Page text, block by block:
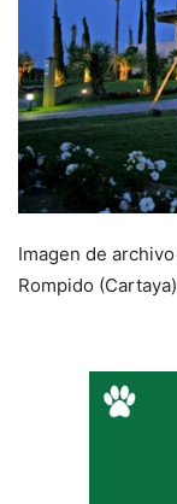
Imagen de
Rompido